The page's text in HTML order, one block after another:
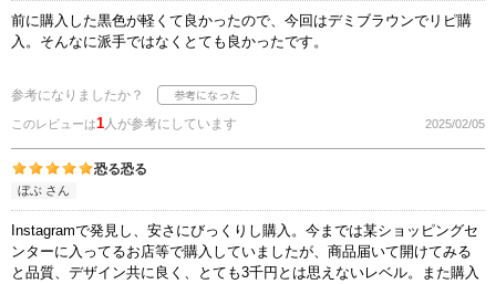
前に購入した黒色が軽くて良かったので、今回はデミブラウンでリピ購
入。そんなに派手ではなくとても良かったです。
参考になりましたか？
このレビューは1人が参考にしています 2025/02/05
恐る恐る
ぼぶ さん
Instagramで発見し、安さにびっくりし購入。今までは某ショッピングセ
ンターに入ってるお店等で購入していましたが、商品届いて開けてみる
と品質、デザイン共に良く、とても3千円とは思えないレベル。また購入